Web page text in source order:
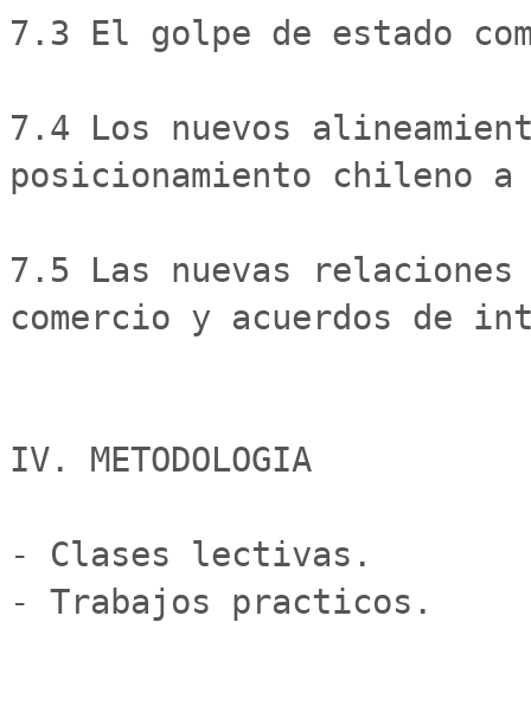
7.3 El golpe de estado
7.4 Los nuevos
posicionamiento chileno
7.5 Las nuevas
comercio y acuerdos de
IV. METODOLOGIA
- Clases lectivas.
- Trabajos practicos.